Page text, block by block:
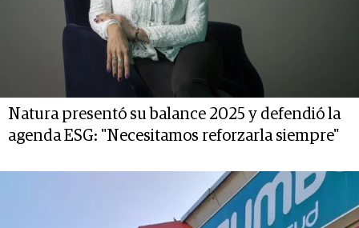
Natura presentó su balance 2025 y defendió la
agenda ESG: "Necesitamos reforzarla siempre"